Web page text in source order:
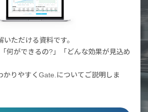
ただける資料です。
何ができるの?」「どんな効果が見込め
かりやすくGate.についてご説明しま